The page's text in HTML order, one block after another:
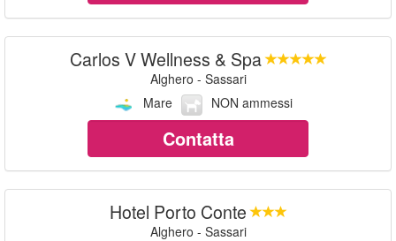
Carlos V Wellness & Spa
Alghero - Sassari
Mare
NON ammessi
Contatta
Hotel Porto Conte
Alghero - Sassari